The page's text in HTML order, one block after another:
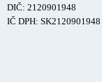
DIČ: 2120901948
IČ DPH: SK2120901948